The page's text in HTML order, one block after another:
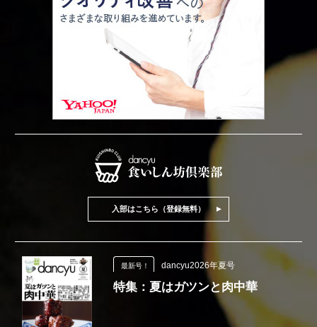
入部はこちら（登録無料）
最新号！ dancyu2026年夏号
特集：夏はガツンと肉中華